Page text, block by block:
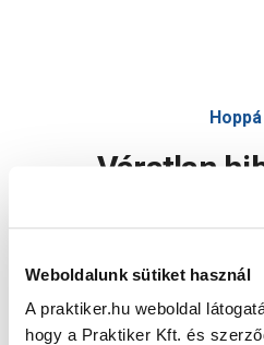
Weboldalunk sütiket használ
A praktiker.hu weboldal
hogy a Praktiker Kft. és
Hoppá
Váratlan
Oldal